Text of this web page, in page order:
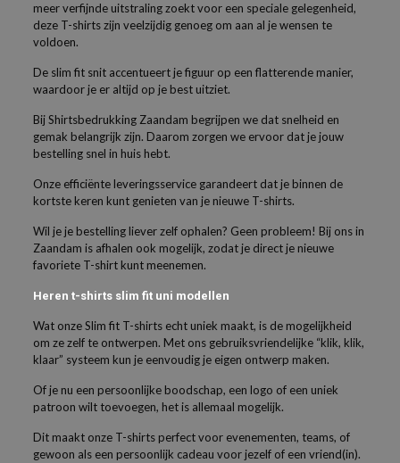
meer verfijnde uitstraling zoekt voor een speciale gelegenheid,
deze T-shirts zijn veelzijdig genoeg om aan al je wensen te
voldoen.
De slim fit snit accentueert je figuur op een flatterende manier,
waardoor je er altijd op je best uitziet.
Bij Shirtsbedrukking Zaandam begrijpen we dat snelheid en
gemak belangrijk zijn. Daarom zorgen we ervoor dat je jouw
bestelling snel in huis hebt.
Onze efficiënte leveringsservice garandeert dat je binnen de
kortste keren kunt genieten van je nieuwe T-shirts.
Wil je je bestelling liever zelf ophalen? Geen probleem! Bij ons in
Zaandam is afhalen ook mogelijk, zodat je direct je nieuwe
favoriete T-shirt kunt meenemen.
Heren t-shirts slim fit uni modellen
Wat onze Slim fit T-shirts echt uniek maakt, is de mogelijkheid
om ze zelf te ontwerpen. Met ons gebruiksvriendelijke “klik, klik,
klaar” systeem kun je eenvoudig je eigen ontwerp maken.
Of je nu een persoonlijke boodschap, een logo of een uniek
patroon wilt toevoegen, het is allemaal mogelijk.
Dit maakt onze T-shirts perfect voor evenementen, teams, of
gewoon als een persoonlijk cadeau voor jezelf of een vriend(in).